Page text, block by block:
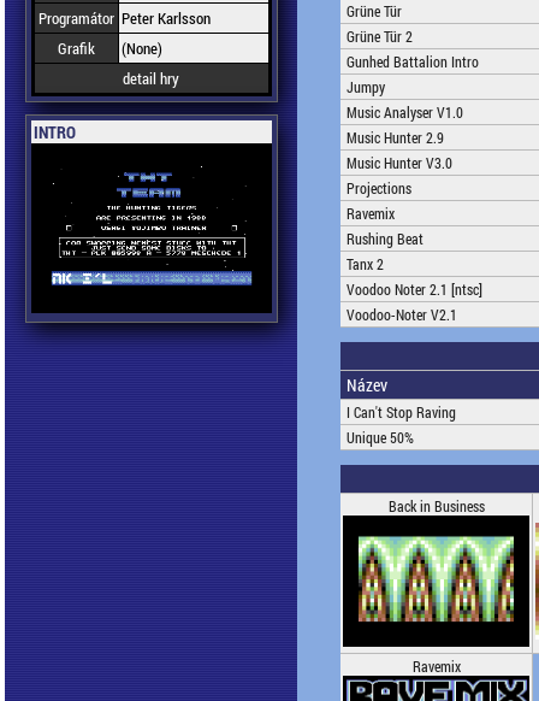
Programátor Peter Karlsson
Grafik
(None)
detail hry
INTRO
Grüne Tür
Grüne Tür 2
Gunhed Battalion Intro
Jumpy
Music Analyser V1.0
Music Hunter 2.9
Music Hunter V3.0
Projections
Ravemix
Rushing Beat
Tanx 2
Voodoo Noter 2.1 [ntsc]
Voodoo-Noter V2.1
Název
I Can't Stop Raving
Unique 50%
Back in Business
Ravemix